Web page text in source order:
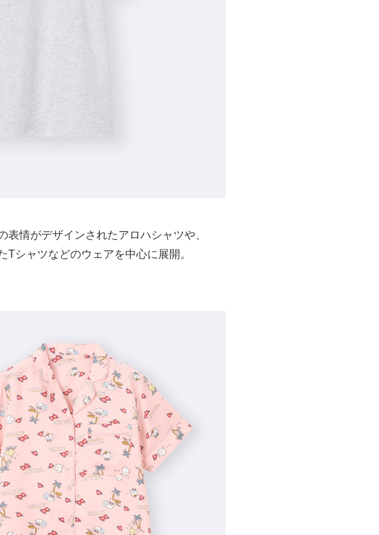
情がデザインされたアロハシャツや、
シャツなどのウェアを中心に展開。